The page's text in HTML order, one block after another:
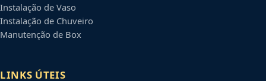
Instalação de Vaso
Instalação de Chuveiro
Manutenção de Box
LINKS ÚTEIS